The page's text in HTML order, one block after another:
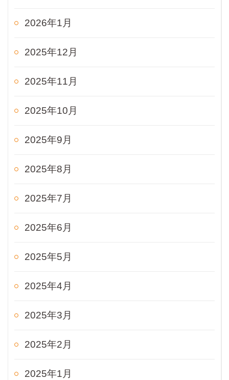
2026年1月
2025年12月
2025年11月
2025年10月
2025年9月
2025年8月
2025年7月
2025年6月
2025年5月
2025年4月
2025年3月
2025年2月
2025年1月